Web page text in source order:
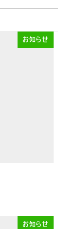
お知らせ
お知らせ